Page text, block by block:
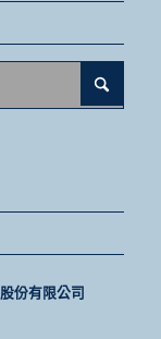
份有限公司